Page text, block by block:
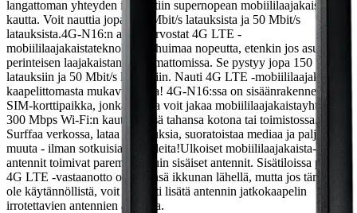
langattoman yhteyden internetiin supernopean mobiililaajakaistan
kautta. Voit nauttia jopa 150 Mbit/s latauksista ja 50 Mbit/s
latauksista.4G-N16:n avulla arvostat 4G LTE -
mobiililaajakaistateknologian huimaa nopeutta, etenkin jos asut
perinteisen laajakaistan ulottumattomissa. Se pystyy jopa 150 Mbit/s
latauksiin ja 50 Mbit/s latauksiin. Nauti 4G LTE -mobiililaajakaistan
kaapelittomasta mukavuudesta! 4G-N16:ssa on sisäänrakennettu
SIM-korttipaikka, jonka avulla voit jakaa mobiililaajakaistayhteyden
300 Mbps Wi-Fi:n kautta missä tahansa kotona tai toimistossa.
Surffaa verkossa, lataa sovelluksia, suoratoistaa mediaa ja paljon
muuta - ilman sotkuisia kaapeleita!Ulkoiset mobiililaajakaista-
antennit toimivat paremmin kuin sisäiset antennit. Sisätiloissa paras
4G LTE -vastaanotto on yleensä ikkunan lähellä, mutta jos tämä ei
ole käytännöllistä, voit helposti lisätä antennin jatkokaapelin
irrotettavien antennien ansiosta.